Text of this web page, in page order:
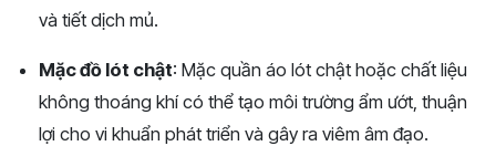
và tiết dịch mủ​​.
Mặc đồ lót chật: Mặc quần áo lót chật hoặc chất liệu
không thoáng khí có thể tạo môi trường ẩm ướt, thuận
lợi cho vi khuẩn phát triển và gây ra viêm âm đạo​.